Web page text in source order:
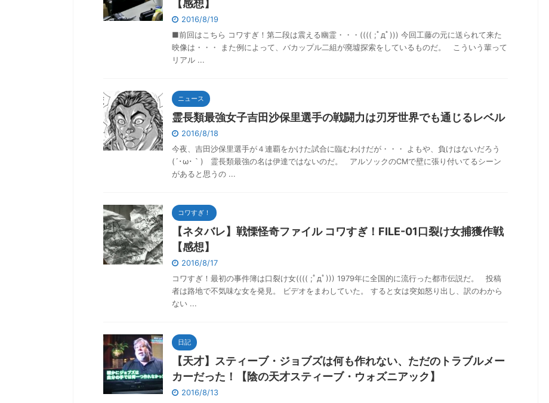
【感想】
2016/8/19
■前回はこちら コワすぎ！第二段は震える幽霊・・・(((( ;ﾟдﾟ))) 今回工藤の元に送られて来た
映像は・・・ また例によって、バカップル二組が廃墟探索をしているものだ。 こういう輩って
リアル ...
ニュース
霊長類最強女子吉田沙保里選手の戦闘力は刃牙世界でも通じるレベル
2016/8/18
今夜、吉田沙保里選手が４連覇をかけた試合に臨むわけだが・・・ よもや、負けはないだろう
(´･ω･｀) 霊長類最強の名は伊達ではないのだ。 アルソックのCMで壁に張り付いてるシーン
があると思うの ...
コワすぎ！
【ネタバレ】戦慄怪奇ファイル コワすぎ！FILE-01口裂け女捕獲作戦
【感想】
2016/8/17
コワすぎ！最初の事件簿は口裂け女(((( ;ﾟдﾟ))) 1979年に全国的に流行った都市伝説だ。 投稿
者は路地で不気味な女を発見。 ビデオをまわしていた。 すると女は突如怒り出し、訳のわから
ない ...
日記
【天才】スティーブ・ジョブズは何も作れない、ただのトラブルメー
カーだった！【陰の天才スティーブ・ウォズニアック】
2016/8/13